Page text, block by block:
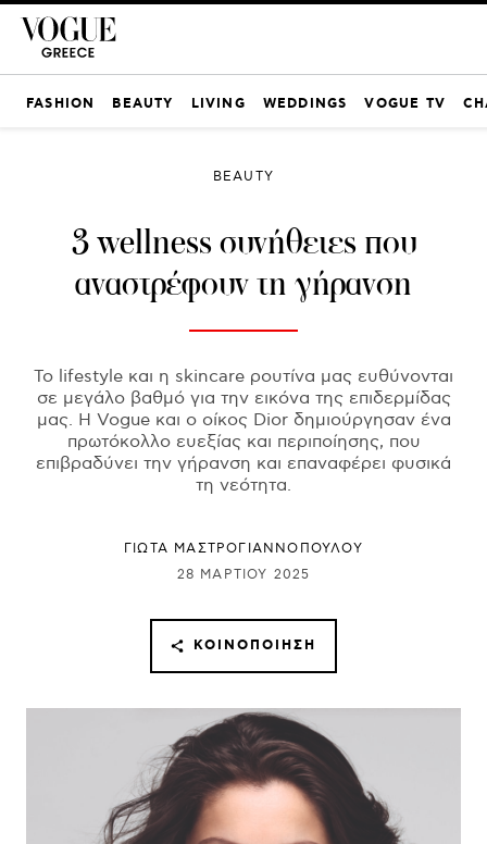
FASHION BEAUTY LIVING WEDDINGS VOGUE TV
BEAUTY
3 wellness συνήθειες που
αναστρέφουν τη γήρανση
Το lifestyle και η skincare ρουτίνα μας ευθύνονται
σε μεγάλο βαθμό για την εικόνα της επιδερμίδας
μας. Η Vogue και ο οίκος Dior δημιούργησαν ένα
πρωτόκολλο ευεξίας και περιποίησης, που
επιβραδύνει την γήρανση και επαναφέρει φυσικά
τη νεότητα.
ΓΙΩΤΑ ΜΑΣΤΡΟΓΙΑΝΝΟΠΟΥΛΟΥ
28 ΜΑΡΤΊΟΥ 2025
ΚΟΙΝΟΠΟΊΗΣΗ